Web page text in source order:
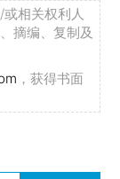
相关权利人
摘编、复制及
，获得书面